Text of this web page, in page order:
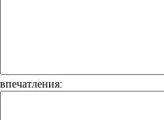
впечатления: